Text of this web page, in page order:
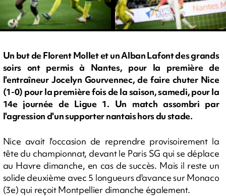
Un but de Florent Mollet et un Alban Lafont des grands
soirs ont permis à Nantes, pour la première de
l'entraîneur Jocelyn Gourvennec, de faire chuter Nice
(1-0) pour la première fois de la saison, samedi, pour la
14e journée de Ligue 1. Un match assombri par
l'agression d'un supporter nantais hors du stade.
Nice avait l'occasion de reprendre provisoirement la
tête du championnat, devant le Paris SG qui se déplace
au Havre dimanche, en cas de succès. Mais il reste un
solide deuxième avec 5 longueurs d'avance sur Monaco
(3e) qui reçoit Montpellier dimanche également.